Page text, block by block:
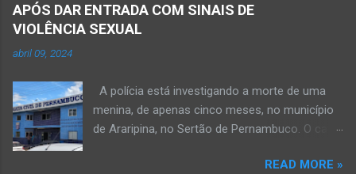
APÓS DAR ENTRADA COM SINAIS DE
VIOLÊNCIA SEXUAL
abril 09, 2024
A polícia está investigando a morte de uma
menina, de apenas cinco meses, no município
de Araripina, no Sertão de Pernambuco. O caso
morte a esclarecer”. A PM diz que, na segunda-
READ MORE »